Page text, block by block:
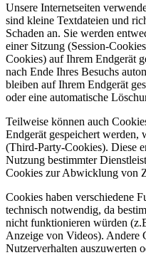
Unsere Internetseiten
sind kleine Textdateien und
Schaden an. Sie werden
einer Sitzung (Session-
Cookies) auf Ihrem Endgerät
nach Ende Ihres Besuchs
bleiben auf Ihrem Endgerät
oder eine automatische
Teilweise können auch
Endgerät gespeichert werden,
(Third-Party-Cookies). Diese
Nutzung bestimmter
Cookies zur Abwicklung von
Cookies haben verschiedene
technisch notwendig, da
nicht funktionieren würden
Anzeige von Videos). Andere
Nutzerverhalten auszuwerten